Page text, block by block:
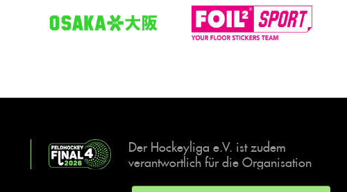
Der Hockeyliga e.V. ist zudem
verantwortlich für die Organisation